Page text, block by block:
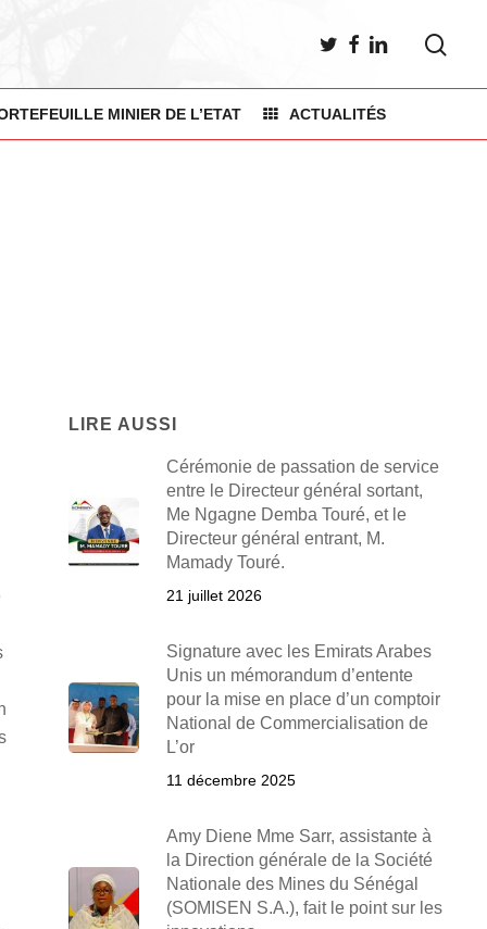
TWITTER
FACEBOOK
LINKEDIN
MINIER DE L’ETAT ACTUALITÉS
LIRE AUSSI
Cérémonie de passation de service
entre le Directeur général sortant,
Me Ngagne Demba Touré, et le
Directeur général entrant, M.
Mamady Touré.
21 juillet 2026
Signature avec les Emirats Arabes
Unis un mémorandum d’entente
pour la mise en place d’un comptoir
National de Commercialisation de
L’or
11 décembre 2025
Amy Diene Mme Sarr, assistante à
la Direction générale de la Société
Nationale des Mines du Sénégal
(SOMISEN S.A.), fait le point sur les